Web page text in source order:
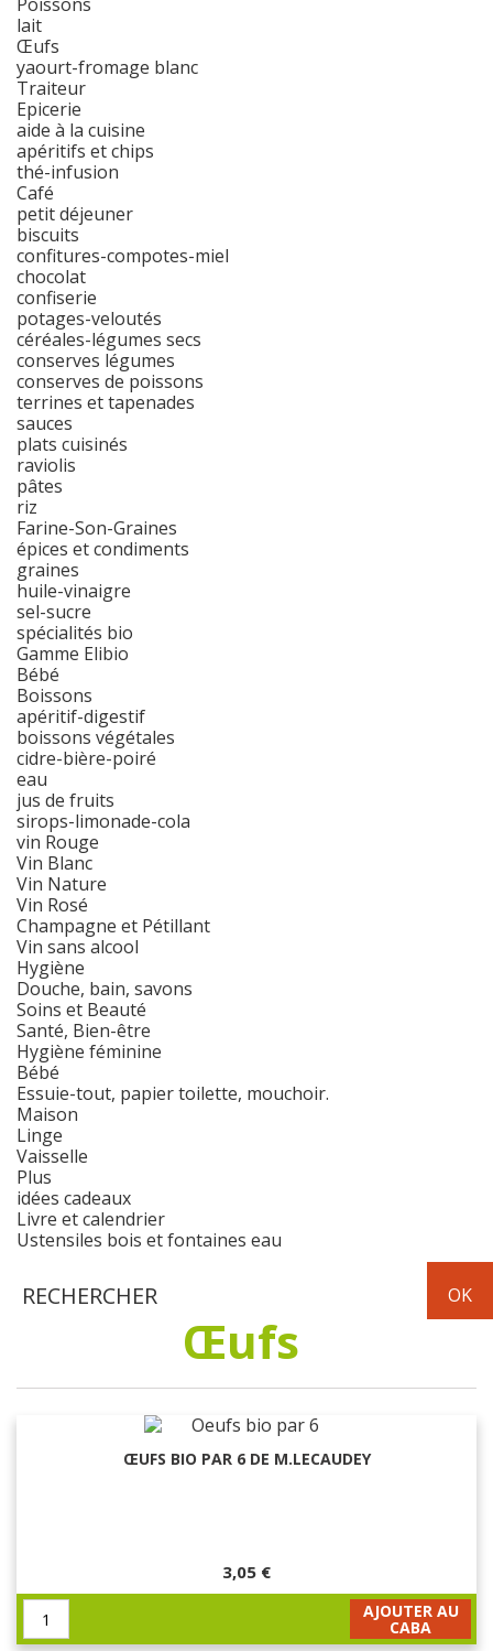
Poissons
lait
Œufs
yaourt-fromage blanc
Traiteur
Epicerie
aide à la cuisine
apéritifs et chips
thé-infusion
Café
petit déjeuner
biscuits
confitures-compotes-miel
chocolat
confiserie
potages-veloutés
céréales-légumes secs
conserves légumes
conserves de poissons
terrines et tapenades
sauces
plats cuisinés
raviolis
pâtes
riz
Farine-Son-Graines
épices et condiments
graines
huile-vinaigre
sel-sucre
spécialités bio
Gamme Elibio
Bébé
Boissons
apéritif-digestif
boissons végétales
cidre-bière-poiré
eau
jus de fruits
sirops-limonade-cola
vin Rouge
Vin Blanc
Vin Nature
Vin Rosé
Champagne et Pétillant
Vin sans alcool
Hygiène
Douche, bain, savons
Soins et Beauté
Santé, Bien-être
Hygiène féminine
Bébé
Essuie-tout, papier toilette, mouchoir.
Maison
Linge
Vaisselle
Plus
idées cadeaux
Livre et calendrier
Ustensiles bois et fontaines eau
Œufs
ŒUFS BIO PAR 6 DE M.LECAUDEY
3,05 €
AJOUTER AU
CABA